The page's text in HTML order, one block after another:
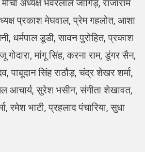
अध्यक्ष भंवरलाल जांगिड़, राजाराम
प्रकाश मेघवाल, प्रेम गहलोत, आशा
धर्मपाल डूडी, सावन पुरोहित, प्रकाश
मांगू सिंह, करना राम, डूंगर सैन,
पाबूदान सिंह राठौड़, चंद्र शेखर शर्मा,
आचार्य, सुरेश भसीन, संगीता शेखावत,
रमेश भाटी, प्रहलाद पंचारिया, सुधा